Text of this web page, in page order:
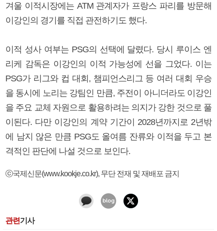
겨울 이적시장에는 ATM 관계자가 프랑스 파리를 방문해
이강인의 경기를 직접 관전하기도 했다.
이적 성사 여부는 PSG의 선택에 달렸다. 당시 루이스 엔
리케 감독은 이강인의 이적 가능성에 선을 그었다. 이는
PSG가 리그와 컵 대회, 챔피언스리그 등 여러 대회 우승
을 동시에 노리는 강팀인 만큼, 주전이 아니더라도 이강인
을 주요 교체 자원으로 활용하려는 의지가 강한 것으로 풀
이된다. 다만 이강인의 계약 기간이 2028년까지로 2년밖
에 남지 않은 만큼 PSG도 올여름 잔류와 이적을 두고 본
격적인 판단에 나설 것으로 보인다.
ⓒ국제신문(www.kookje.co.kr), 무단 전재 및 재배포 금지
관련기사